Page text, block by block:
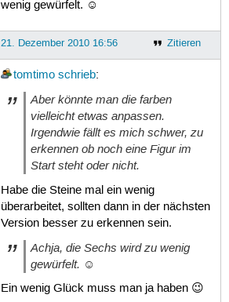
wenig gewürfelt. ☺
Zitieren
21. Dezember 2010 16:56
tomtimo schrieb:
Aber könnte man die farben
vielleicht etwas anpassen.
Irgendwie fällt es mich schwer, zu
erkennen ob noch eine Figur im
Start steht oder nicht.
Habe die Steine mal ein wenig
überarbeitet, sollten dann in der nächsten
Version besser zu erkennen sein.
Achja, die Sechs wird zu wenig
gewürfelt. ☺
Ein wenig Glück muss man ja haben 😉